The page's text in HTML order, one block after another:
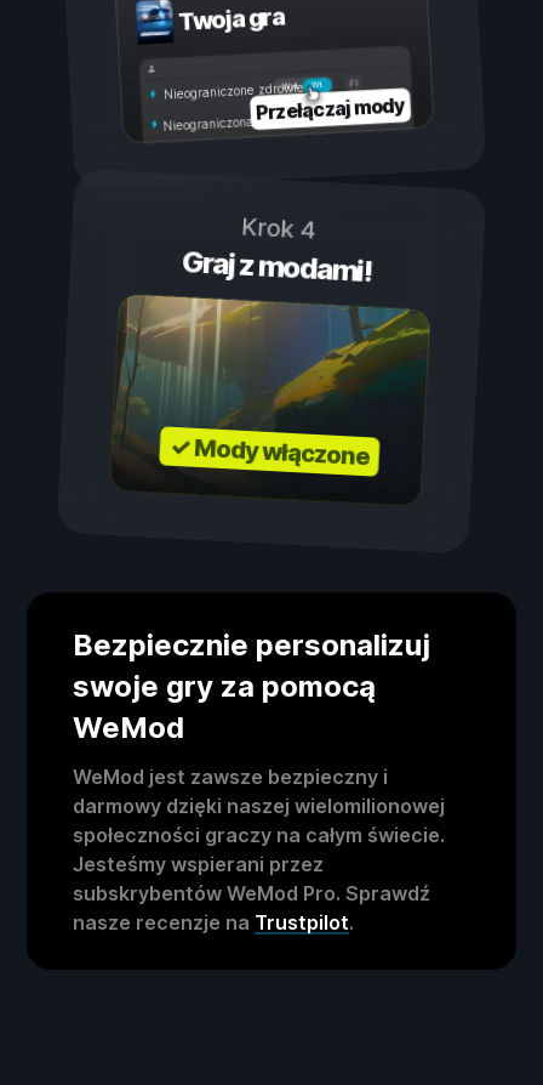
Twoja gra
Wł.
Wył.
Nieograniczone zdrowie
Nieograniczona wytrzymałość
Przełączaj mody
Krok 4
Graj z modami!
✓ Mody włączone
Bezpiecznie personalizuj
swoje gry za pomocą
WeMod
WeMod jest zawsze bezpieczny i
darmowy dzięki naszej wielomilionowej
społeczności graczy na całym świecie.
Jesteśmy wspierani przez
subskrybentów WeMod Pro. Sprawdź
nasze recenzje na Trustpilot.